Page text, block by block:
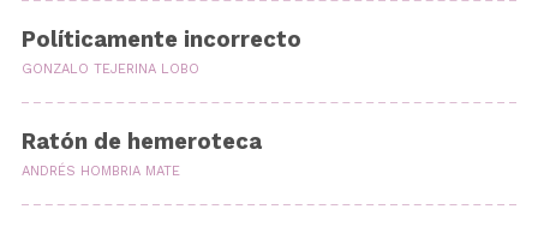
Políticamente incorrecto
GONZALO TEJERINA LOBO
Ratón de hemeroteca
ANDRÉS HOMBRIA MATE